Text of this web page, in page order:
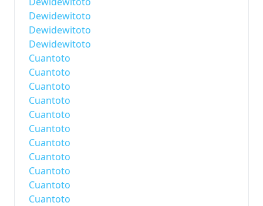
Dewidewitoto
Dewidewitoto
Dewidewitoto
Cuantoto
Cuantoto
Cuantoto
Cuantoto
Cuantoto
Cuantoto
Cuantoto
Cuantoto
Cuantoto
Cuantoto
Cuantoto